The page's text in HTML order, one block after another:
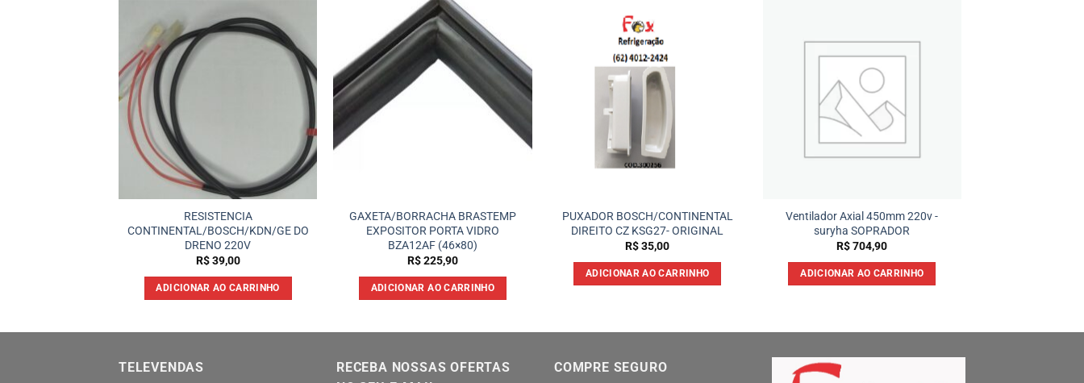
RESISTENCIA
CONTINENTAL/BOSCH/KDN/GE DO
DRENO 220V
R$39,00
ADICIONAR AO CARRINHO
GAXETA/BORRACHA BRASTEMP
EXPOSITOR PORTA VIDRO
BZA12AF (46×80)
R$225,90
ADICIONAR AO CARRINHO
PUXADOR BOSCH/CONTINENTAL
DIREITO CZ KSG27- ORIGINAL
R$35,00
ADICIONAR AO CARRINHO
Ventilador Axial 450mm 220v -
suryha SOPRADOR
R$704,90
ADICIONAR AO CARRINHO
TELEVENDAS
RECEBA NOSSAS OFERTAS
COMPRE SEGURO